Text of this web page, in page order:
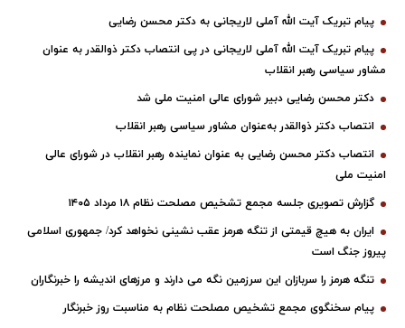
پیام تبریک آیت الله آملی لاریجانی به دکتر محسن رضایی
پیام تبریک آیت الله آملی لاریجانی در پی انتصاب دکتر ذوالقدر به عنوان
مشاور سیاسی رهبر انقلاب
دکتر محسن رضایی دبیر شورای عالی امنیت ملی شد
انتصاب دکتر ذوالقدر به‌عنوان مشاور سیاسی رهبر انقلاب
انتصاب دکتر محسن رضایی به عنوان نماینده رهبر انقلاب در شورای عالی
امنیت ملی
گزارش تصویری جلسه مجمع تشخیص مصلحت نظام ۱۸ مرداد ۱۴۰۵
ایران به هیچ قیمتی از تنگه هرمز عقب نشینی نخواهد کرد/ جمهوری اسلامی
پیروز جنگ است
تنگه هرمز را سربازان این سرزمین نگه می دارند و مرزهای اندیشه را خبرنگاران
پیام سخنگوی مجمع تشخیص مصلحت نظام به مناسبت روز خبرنگار